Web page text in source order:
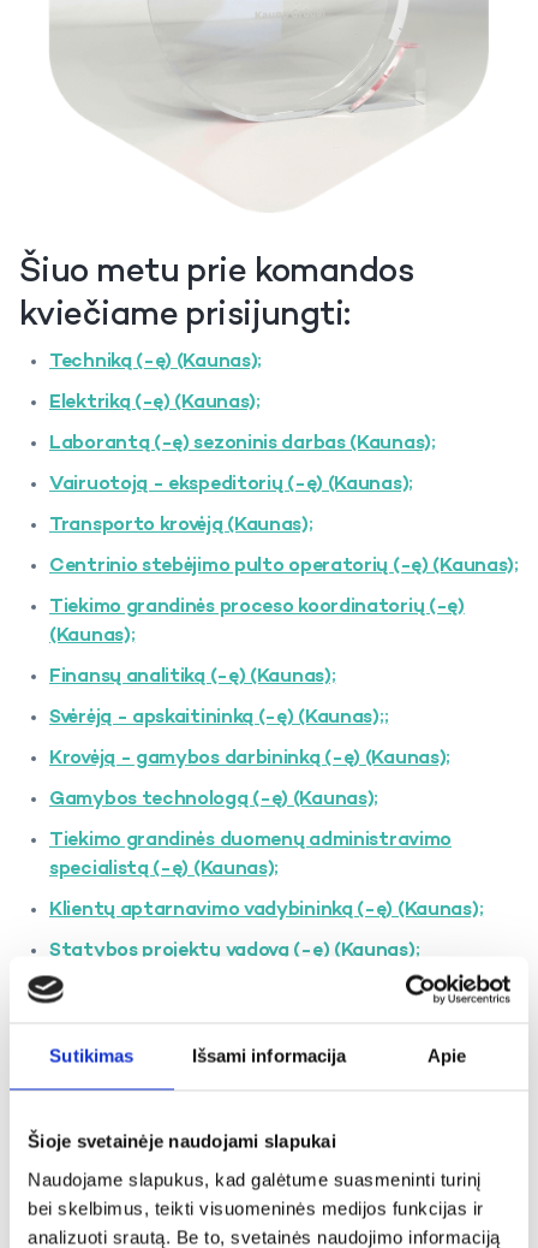
Sutikimas Išsami informacija Apie
Šioje svetainėje naudojami slapukai
Naudojame slapukus, kad galėtume suasmeninti turinį
bei skelbimus, teikti visuomeninės medijos funkcijas ir
analizuoti srautą. Be to, svetainės naudojimo informaciją
Šiuo metu prie komandos
kviečiame prisijungti:
Techniką (-ę) (Kaunas);
Elektriką (-ę) (Kaunas);
Laborantą (-ę) sezoninis darbas (Kaunas);
Vairuotoją - ekspeditorių (-ę) (Kaunas);
Transporto krovėją (Kaunas);
Centrinio stebėjimo pulto operatorių (-ę) (Kaunas);
Tiekimo grandinės proceso koordinatorių (-ę)
(Kaunas);
Finansų analitiką (-ę) (Kaunas);
Svėrėją - apskaitininką (-ę) (Kaunas);;
Krovėją - gamybos darbininką (-ę) (Kaunas);
Gamybos technologą (-ę) (Kaunas);
Tiekimo grandinės duomenų administravimo
specialistą (-ę) (Kaunas);
Klientų aptarnavimo vadybininką (-ę) (Kaunas);
Statybos projektų vadovą (-ę) (Kaunas);
Projektų vadovą (-ę) (Kaunas);
Gamybos darbininką (-ę) (Alytus);
Fasavimo operatorių (-ę) (Alytus);
Pamainos meistrą (-ę) (Alytus);